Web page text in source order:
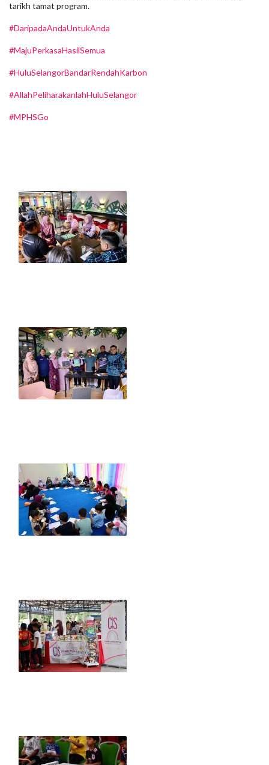
tarikh tamat program.
#DaripadaAndaUntukAnda
#MajuPerkasaHasilSemua
#HuluSelangorBandarRendahKarbon
#AllahPeliharakanlahHuluSelangor
#MPHSGo